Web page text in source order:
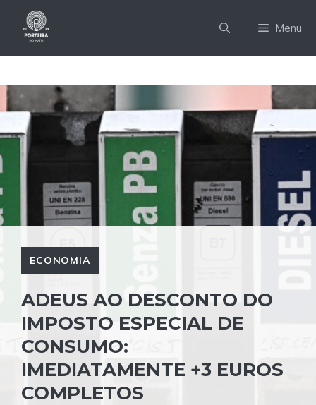
Menu
ECONOMIA
ADEUS AO DESCONTO DO
IMPOSTO ESPECIAL DE
CONSUMO:
IMEDIATAMENTE +3 EUROS
COMPLETOS